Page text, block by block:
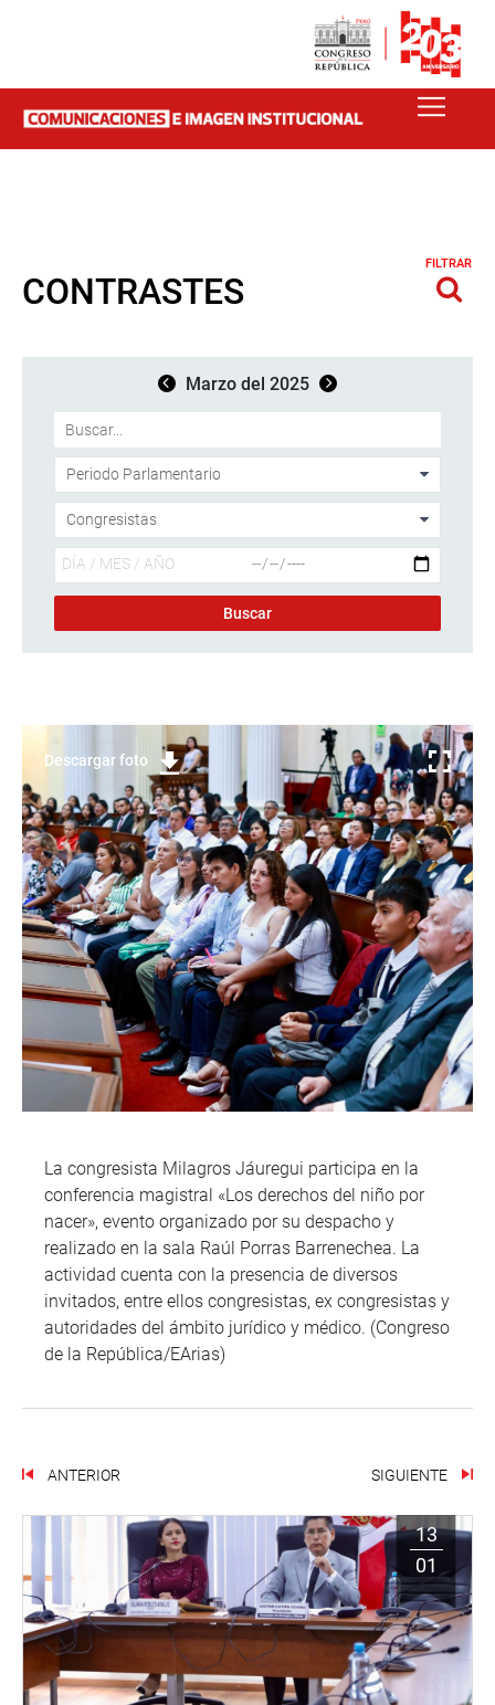
CONTRASTES
FILTRAR
Marzo del 2025
Descargar foto
La congresista Milagros Jáuregui participa en la
conferencia magistral «Los derechos del niño por
nacer», evento organizado por su despacho y
realizado en la sala Raúl Porras Barrenechea. La
actividad cuenta con la presencia de diversos
invitados, entre ellos congresistas, ex congresistas y
autoridades del ámbito jurídico y médico. (Congreso
de la República/EArias)
ANTERIOR SIGUIENTE
13
01